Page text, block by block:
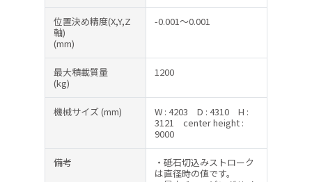
位置決め精度(X,Y,Z
軸)
(mm)
-0.001～0.001
最大積載質量
(kg)
1200
機械サイズ(mm) W : 4203 D : 4310
H :
3121
center height :
9000
備考
・砥石切込みストローク
は直径時の値です。